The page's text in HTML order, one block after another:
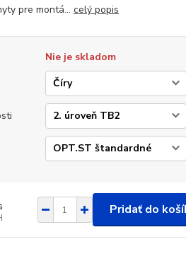
pre montá... celý popis
Nie je skladom
Pridať do